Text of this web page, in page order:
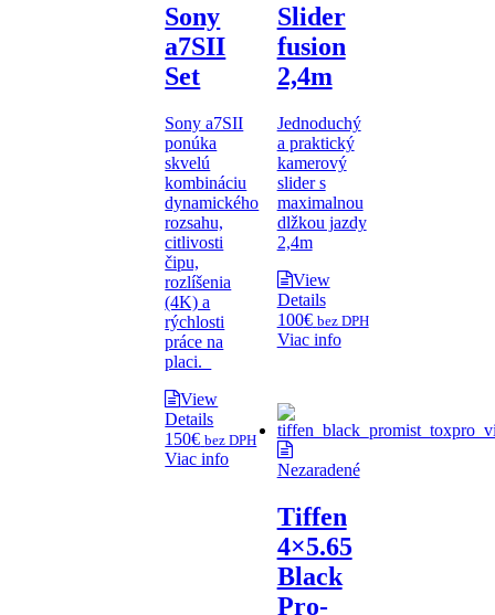
Sony
a7SII
Set
Sony a7SII
ponúka
skvelú
kombináciu
dynamického
rozsahu,
citlivosti
čipu,
rozlíšenia
(4K) a
rýchlosti
práce na
placi.
View
Details
150€ bez DPH
Viac info
Slider
fusion
2,4m
Jednoduchý
a praktický
kamerový
slider s
maximalnou
dlžkou jazdy
2,4m
View
Details
100€ bez DPH
Viac info
Nezaradené
Tiffen
4×5.65
Black
Pro-